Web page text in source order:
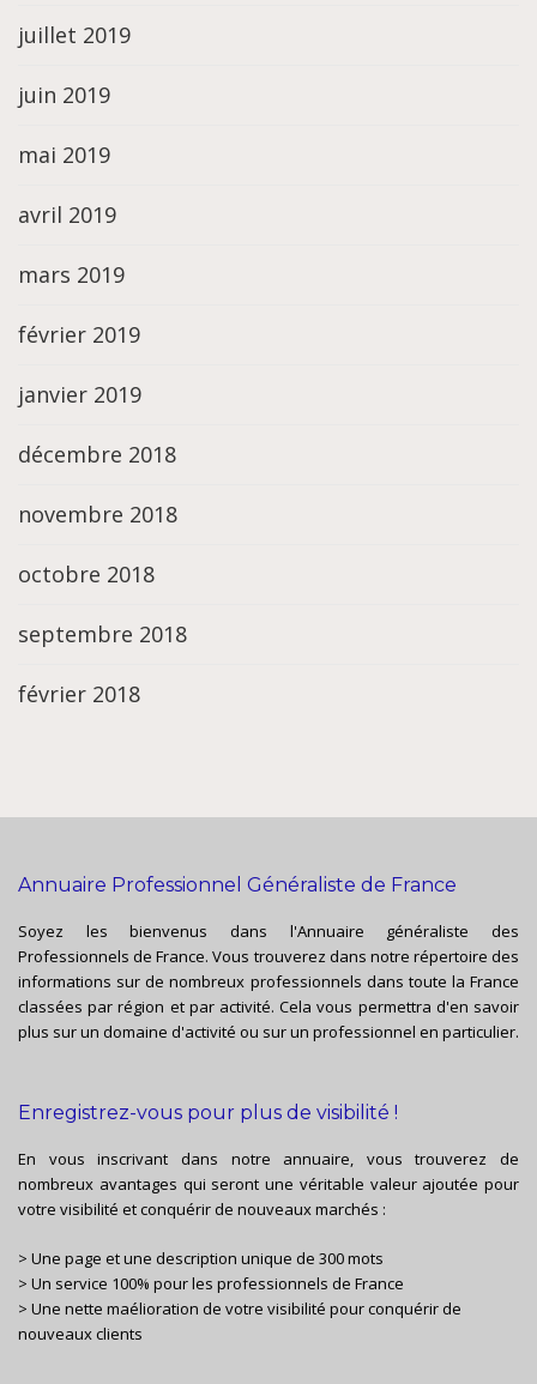
juillet 2019
juin 2019
mai 2019
avril 2019
mars 2019
février 2019
janvier 2019
décembre 2018
novembre 2018
octobre 2018
septembre 2018
février 2018
Annuaire Professionnel Généraliste de France
Soyez les bienvenus dans l'Annuaire généraliste des
Professionnels de France. Vous trouverez dans notre répertoire des
informations sur de nombreux professionnels dans toute la France
classées par région et par activité. Cela vous permettra d'en savoir
plus sur un domaine d'activité ou sur un professionnel en particulier.
Enregistrez-vous pour plus de visibilité !
En vous inscrivant dans notre annuaire, vous trouverez de
nombreux avantages qui seront une véritable valeur ajoutée pour
votre visibilité et conquérir de nouveaux marchés :
> Une page et une description unique de 300 mots
> Un service 100% pour les professionnels de France
> Une nette maélioration de votre visibilité pour conquérir de
nouveaux clients